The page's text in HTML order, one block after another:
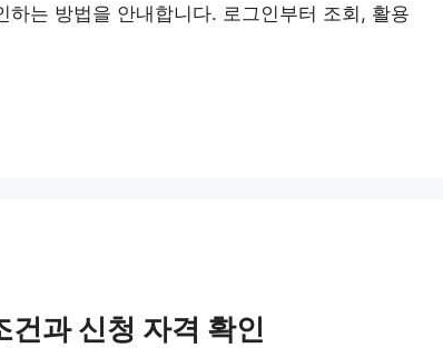
는 방법을 안내합니다. 로그인부터 조회, 활용
과 신청 자격 확인